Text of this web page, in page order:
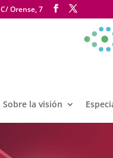
C/ Orense, 7
Sobre la visión